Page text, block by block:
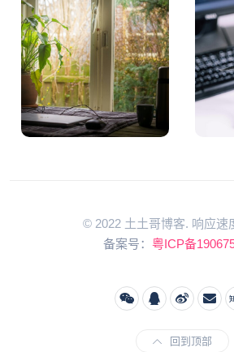
© 2022 土土哥博客. 响应速
备案号： 粤ICP备
回到顶部